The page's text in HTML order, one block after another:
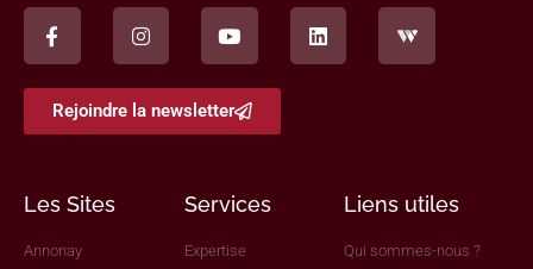
Rejoindre la newsletter
Les Sites
Annonay
Services
Expertise
Liens utiles
Qui sommes-nous ?